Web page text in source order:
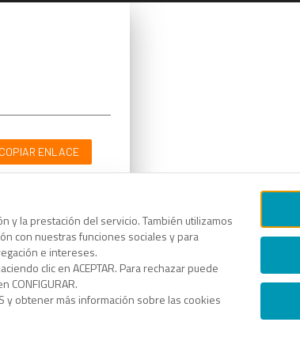
y la prestación del servicio. También utilizamos
con nuestras funciones sociales y para
e intereses.
clic en ACEPTAR. Para rechazar puede
CONFIGURAR.
y obtener más información sobre las cookies
COPIAR ENLACE